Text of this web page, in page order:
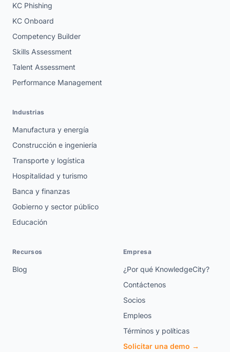
KC Phishing
KC Onboard
Competency Builder
Skills Assessment
Talent Assessment
Performance Management
Industrias
Manufactura y energía
Construcción e ingeniería
Transporte y logística
Hospitalidad y turismo
Banca y finanzas
Gobierno y sector público
Educación
Recursos
Blog
Empresa
¿Por qué KnowledgeCity?
Contáctenos
Socios
Empleos
Términos y políticas
Solicitar una demo →